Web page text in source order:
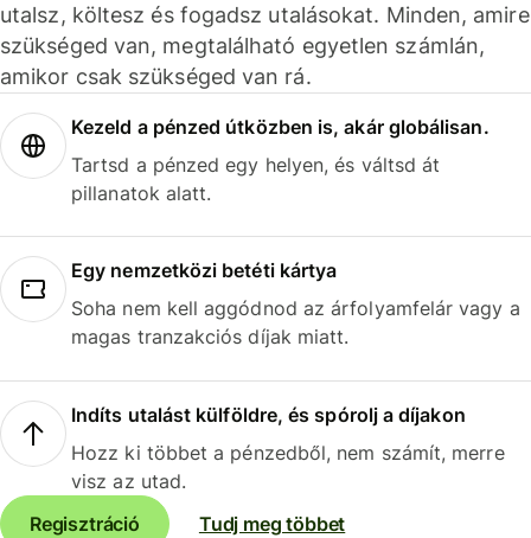
utalsz, költesz és fogadsz utalásokat. Minden, amire
szükséged van, megtalálható egyetlen számlán,
amikor csak szükséged van rá.
Kezeld a pénzed útközben is, akár globálisan.
Tartsd a pénzed egy helyen, és váltsd át
pillanatok alatt.
Egy nemzetközi betéti kártya
Soha nem kell aggódnod az árfolyamfelár vagy a
magas tranzakciós díjak miatt.
Indíts utalást külföldre, és spórolj a díjakon
Hozz ki többet a pénzedből, nem számít, merre
visz az utad.
Regisztráció
Tudj meg többet